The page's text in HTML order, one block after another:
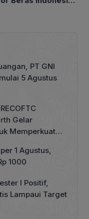
PT GNI
5 Agustus
Gelar
Memperkuat
1 Agustus,
1000
I Positif,
Lampaui Target